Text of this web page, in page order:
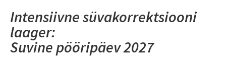
Intensiivne süvakorrektsiooni
laager:
Suvine pööripäev 2027